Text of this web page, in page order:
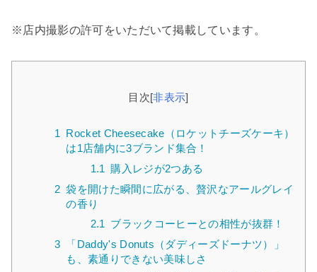
※店内撮影の許可をいただいて掲載しています。
目次[非表示]
1 Rocket Cheesecake（ロケットチーズケーキ）
は1店舗内に3ブランド集合！
1.1 購入レジが2つある
2 袋を開けた瞬間に広がる、贅沢なアールグレイ
の香り
2.1 ブラックコーヒーとの相性が抜群！
3
「Daddy's Donuts（ダディーズドーナツ）」
も、素通りできない美味しさ